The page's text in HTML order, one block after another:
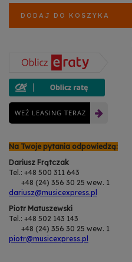
DODAJ DO KOSZYKA
WEŹ LEASING TERAZ
Na Twoje pytania odpowiedzą:
Dariusz Frątczak
Tel.: +48 500 311 643
+48 (24) 356 30 25 wew. 1
dariusz@musicexpress.pl
Piotr Matuszewski
Tel.: +48 502 143 143
+48 (24) 356 30 25 wew. 1
piotr@musicexpress.pl